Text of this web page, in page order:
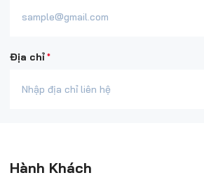
Địa chỉ*
Hành Khách